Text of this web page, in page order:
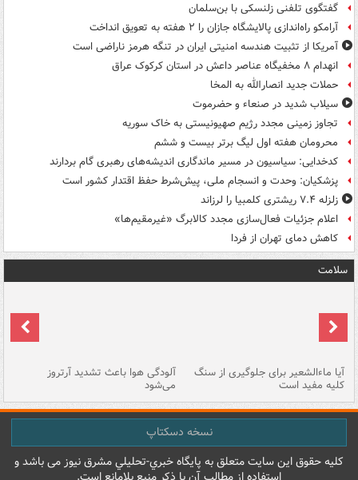
گفتگوی تلفنی زلنسکی با بن‌سلمان
آرامکو راه‌اندازی پالایشگاه جازان را ۲ هفته به تعویق انداخت
آمریکا از تثبیت هندسه امنیتی ایران در تنگه هرمز ناراضی است
انهدام ۸ مخفیگاه عناصر داعش در استان کرکوک عراق
حملات جدید انصارالله به المخا
سیلاب شدید در صنعاء و حضرموت
تجاوز زمینی مجدد رژیم صهیونیستی به خاک سوریه
محرومان هفته اول لیگ برتر بیست و ششم
کدخدایی: سیاسیون در مسیر ماندگاری اندیشه‌های رهبری گام بردارند
پزشکیان: وحدت و انسجام ملی، پیش‌شرط حفظ اقتدار کشور است
زلزله ۷.۴ ریشتری کلمبیا را لرزاند
اعلام جزئیات فعال‌سازی مجدد کالابرگ «غیرمقیم‌ها»
کاهش دمای تهران از فردا
سلامت
آیا ماءالشعیر برای جلوگیری از سنگ
کلیه مفید است
آلودگی هوا باعث تشدید آرتروز
می‌شود
نسخه دسکتاپ
کليه حقوق اين سايت متعلق به پایگاه خبري-تحليلي مشرق نيوز می باشد و